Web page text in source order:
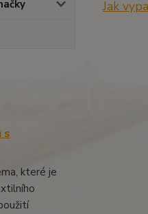
s
které je
Jak